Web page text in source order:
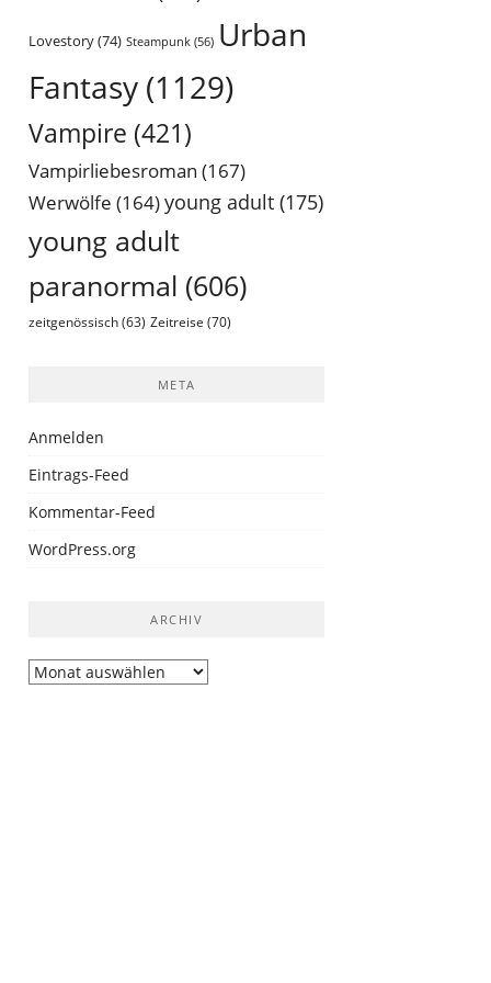
Lovestory(74) Steampunk (56) Urban
Fantasy (1129)
Vampire (421)
Vampirliebesroman (167)
Werwölfe (164)young adult (175)
young adult
paranormal (606)
zeitgenössisch (63) Zeitreise (70)
META
Anmelden
Eintrags-Feed
Kommentar-Feed
WordPress.org
ARCHIV
Archiv